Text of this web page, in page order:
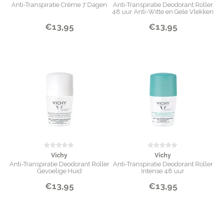
Anti-Transpiratie Crème 7 Dagen
€13,95
Anti-Transpiratie Deodorant Roller
48 uur Anti-Witte en Gele Vlekken
€13,95
Vichy
Anti-Transpiratie Deodorant Roller
Gevoelige Huid
€13,95
Vichy
Anti-Transpiratie Deodorant Roller
Intense 48 uur
€13,95